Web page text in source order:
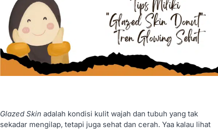
Glazed Skin adalah kondisi kulit wajah dan tubuh yang tak
sekadar mengilap, tetapi juga sehat dan cerah. Yaa kalau lihat